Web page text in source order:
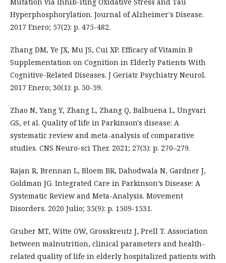
Hyperphosphorylation. Journal of Alzheimer's Disease.
2017 Enero; 57(2): p. 475-482.
Zhang DM, Ye JX, Mu JS, Cui XP. Efficacy of Vitamin B
Supplementation on Cognition in Elderly Patients With
Cognitive-Related Diseases. J Geriatr Psychiatry Neurol.
2017 Enero; 30(1): p. 50-59.
Zhao N, Yang Y, Zhang L, Zhang Q, Balbuena L, Ungvari
GS, et al. Quality of life in Parkinson's disease: A
systematic review and meta-analysis of comparative
studies. CNS Neuro-sci Ther. 2021; 27(3): p. 270–279.
Rajan R, Brennan L, Bloem BR, Dahodwala N, Gardner J,
Goldman JG. Integrated Care in Parkinson’s Disease: A
Systematic Review and Meta-Analysis. Movement
Disorders. 2020 Julio; 35(9): p. 1509-1531.
Gruber MT, Witte OW, Grosskreutz J, Prell T. Association
between malnutrition, clinical parameters and health-
related quality of life in elderly hospitalized patients with